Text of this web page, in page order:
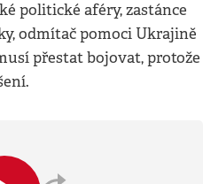
politické aféry, zastánce
odmítač pomoci Ukrajině
přestat bojovat, protože